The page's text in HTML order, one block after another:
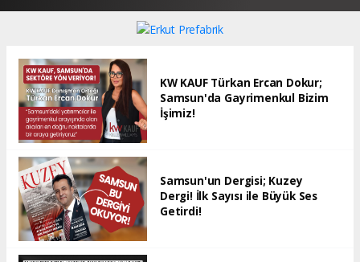
KW KAUF Türkan Ercan Dokur;
Samsun'da Gayrimenkul Bizim
İşimiz!
Samsun'un Dergisi; Kuzey
Dergi! İlk Sayısı ile Büyük Ses
Getirdi!